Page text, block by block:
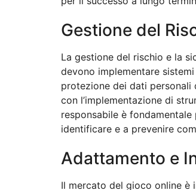
Gestione del
La gestione del rischio e la
devono implementare
protezione dei dati personali
con l’implementazione di
responsabile è
identificare e a prevenire
Adattamento e
Il mercato del gioco online è